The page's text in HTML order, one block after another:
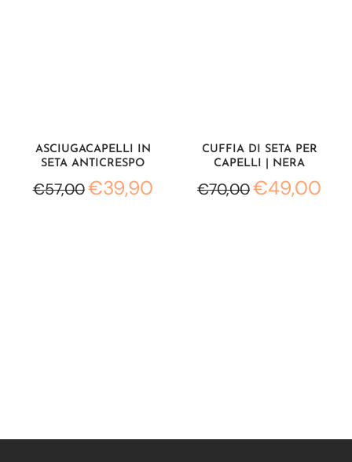
ASCIUGACAPELLI IN
SETA ANTICRESPO
€57,00€39,90
CUFFIA DI SETA PER
CAPELLI | NERA
€70,00€49,00